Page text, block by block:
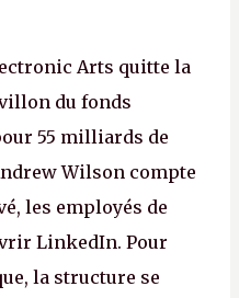
Arts quitte la
du fonds
55 milliards de
Wilson compte
les employés de
LinkedIn. Pour
la structure se